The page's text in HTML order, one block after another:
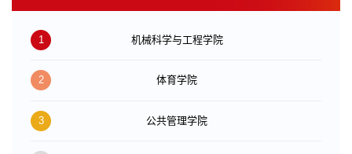
1 机械科学与工程学院
2 体育学院
3 公共管理学院